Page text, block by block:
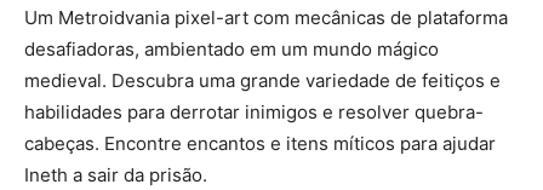
Um Metroidvania pixel-art com mecânicas de plataforma
desafiadoras, ambientado em um mundo mágico
medieval. Descubra uma grande variedade de feitiços e
habilidades para derrotar inimigos e resolver quebra-
cabeças. Encontre encantos e itens míticos para ajudar
Ineth a sair da prisão.